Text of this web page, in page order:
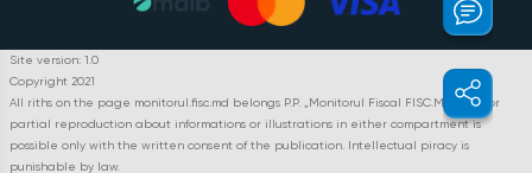
Site version: 1.0
Copyright 2021
All riths on the page monitorul.fisc.md belongs P.P. „Monitorul Fiscal FISC.MD”. Full or
partial reproduction about informations or illustrations in either compartment is
possible only with the written consent of the publication. Intellectual piracy is
punishable by law.